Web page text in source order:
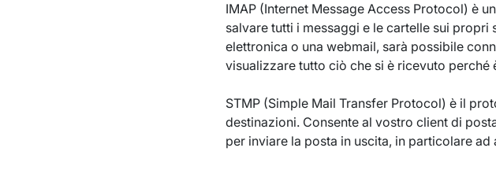
IMAP (Internet Message Access Protocol) è
salvare tutti i messaggi e le cartelle sui
elettronica o una webmail, sarà possibile
visualizzare tutto ciò che si è ricevuto
STMP (Simple Mail Transfer Protocol) è il
destinazioni. Consente al vostro client di
per inviare la posta in uscita, in particolare ad